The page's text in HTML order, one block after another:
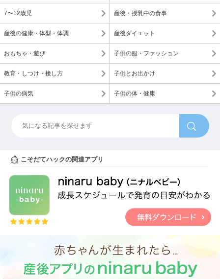
7〜12歳児 産後・授乳中の食事
産後の健康・体型・体調 産後ダイエット
おもちゃ・遊び 子供の服・ファッション
教育・しつけ・接し方 子供とお出かけ
子供の病気 子供の体・健康
こそだてハックの関連アプリ